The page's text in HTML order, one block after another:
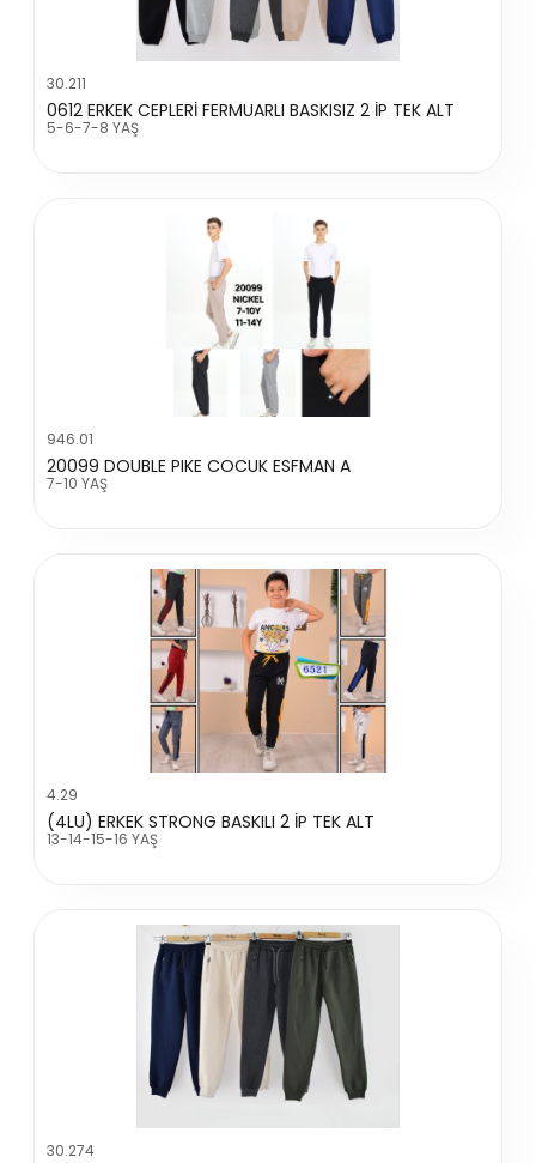
30.211
0612 ERKEK CEPLERİ FERMUARLI BASKISIZ 2 İP TEK ALT
5-6-7-8 YAŞ
946.01
20099 DOUBLE PIKE COCUK ESFMAN A
7-10 YAŞ
4.29
(4LU) ERKEK STRONG BASKILI 2 İP TEK ALT
13-14-15-16 YAŞ
30.274